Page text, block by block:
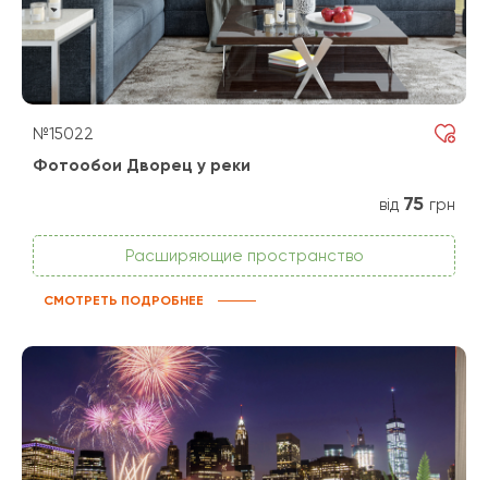
№15022
Фотообои Дворец у реки
від 75 грн
Расширяющие пространство
СМОТРЕТЬ ПОДРОБНЕЕ